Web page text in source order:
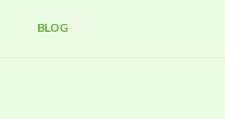
BLOG